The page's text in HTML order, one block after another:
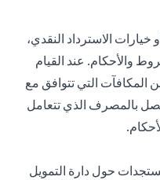
الاسترداد النقدي،
والأحكام. عند القيام
المكافآت التي تتوافق مع
بالمصرف الذي تتعامل
حول دارة التمويل